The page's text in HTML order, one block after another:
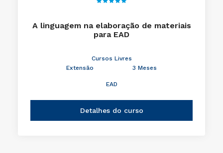
A linguagem na elaboração de materiais
para EAD
Cursos Livres
Extensão
3 Meses
EAD
Detalhes do curso